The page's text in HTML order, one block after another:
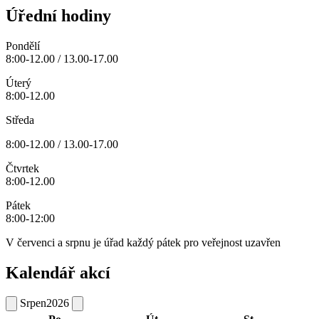
Úřední hodiny
Pondělí
8:00-12.00 / 13.00-17.00
Úterý
8:00-12.00
Středa
8:00-12.00 / 13.00-17.00
Čtvrtek
8:00-12.00
Pátek
8:00-12:00
V červenci a srpnu je úřad každý pátek pro veřejnost uzavřen
Kalendář akcí
Srpen2026